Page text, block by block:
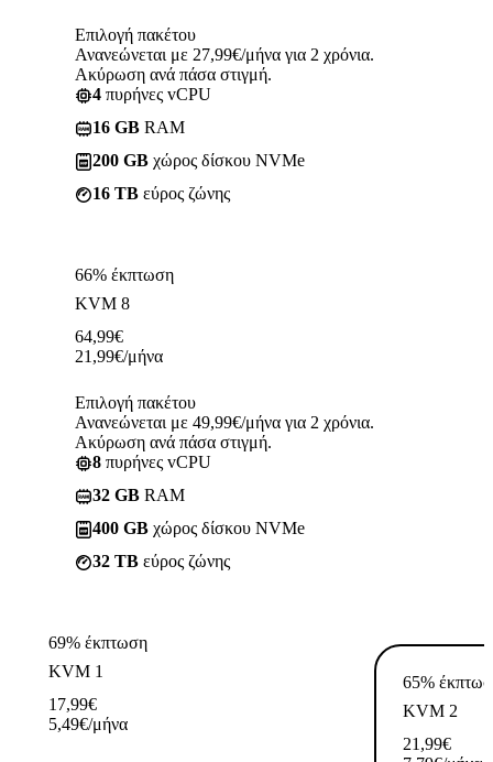
Επιλογή πακέτου
Ανανεώνεται με 27,99€/μήνα για 2 χρόνια.
Ακύρωση ανά πάσα στιγμή.
4 πυρήνες vCPU
16 GB RAM
200 GB χώρος δίσκου NVMe
16 TB εύρος ζώνης
66% έκπτωση
KVM 8
64,99€
21,99€/μήνα
Επιλογή πακέτου
Ανανεώνεται με 49,99€/μήνα για 2 χρόνια.
Ακύρωση ανά πάσα στιγμή.
8 πυρήνες vCPU
32 GB RAM
400 GB χώρος δίσκου NVMe
32 TB εύρος ζώνης
69% έκπτωση
KVM 1
17,99€
5,49€/μήνα
65%
KVM 2
21,99€